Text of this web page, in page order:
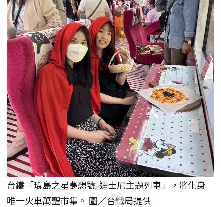
台鐵「環島之星夢想號-迪士尼主題列車」，將化身
唯一火車萬聖市集。 圖／台鐵局提供